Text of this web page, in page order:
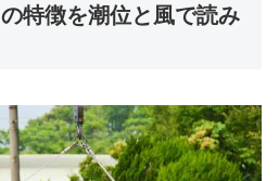
特徴を潮位と風で読み